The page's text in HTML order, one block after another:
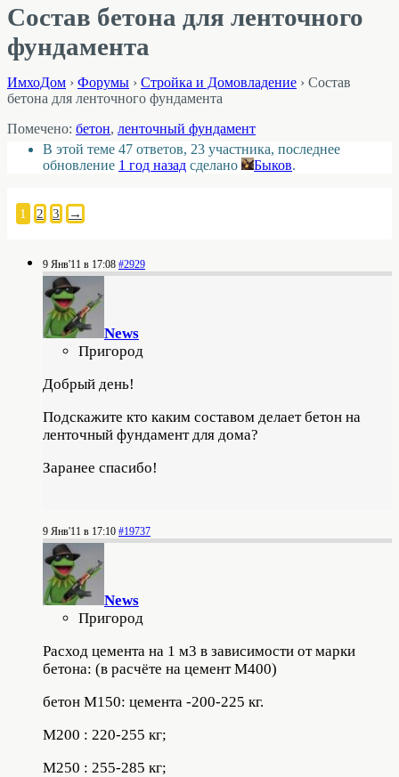
Состав бетона для ленточного
фундамента
ИмхоДом › Форумы › Стройка и Домовладение › Состав
бетона для ленточного фундамента
Помечено: бетон, ленточный фундамент
В этой теме 47 ответов, 23 участника, последнее
обновление 1 год назад сделано Быков.
1 2 3 →
9 Янв'11 в 17:08 #2929
News
Пригород
Добрый день!
Подскажите кто каким составом делает бетон на
ленточный фундамент для дома?
Заранее спасибо!
9 Янв'11 в 17:10 #19737
News
Пригород
Расход цемента на 1 м3 в зависимости от марки
бетона: (в расчёте на цемент М400)
бетон М150: цемента -200-225 кг.
М200 : 220-255 кг;
М250 : 255-285 кг;